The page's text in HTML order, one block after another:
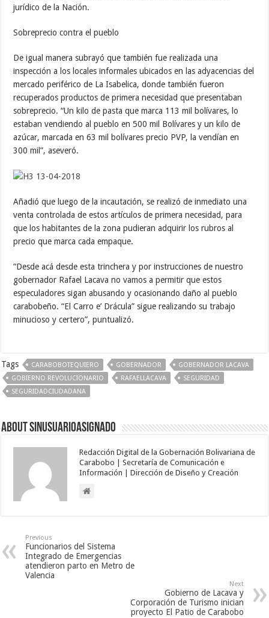
jurídico de la Nación.
Sobreprecio contra el pueblo
De igual manera subrayó que también fue realizada una
inspección a los locales informales ubicados en las adyacencias del
mercado periférico de La Isabelica, donde también fueron
recuperados productos de primera necesidad que presentaban
sobreprecio. “Un kilo de pasta que marca 113 mil bolívares, lo
estaban vendiendo al pueblo en 500 mil Bolívares y un kilo de
azúcar, marcada en 63 mil bolívares precio PVP, la vendían en
300 mil”, aseveró.
Añadió que luego de la incautación, se realizó de inmediato una
venta controlada de estos artículos de primera necesidad, para
que los habitantes de la zona pudieran adquirir los rubros al
precio que marca cada empaque.
“Desde acá desde esta trinchera y por instrucciones de nuestro
gobernador Rafael Lacava no vamos a permitir que estos
especuladores sigan abusando y ocasionando daño al pueblo
carabobeño. “El Carro e’ Drácula” sigue realizando su trabajo
minucioso y certero”, puntualizó.
Tags CARABOBOTEQUIERO GOBERNADOR
GOBERNADOR LACAVA
GOBIERNO REVOLUCIONARIO
RAFAELLACAVA
SEGURIDAD
SEGURIDADCIUDADANA
About sinusuarioasignado
Redacción Digital de la Gobernación Bolivariana de
Carabobo | Secretaría de Comunicación e
Información | Dirección de Diseño y Creación
Previous
Funcionarios del Sistema
Integrado de Emergencias
atendieron parto en Metro de
Valencia
Next
Gobierno de Lacava y
Corporación de Turismo inician
proyecto El Patio de Carabobo